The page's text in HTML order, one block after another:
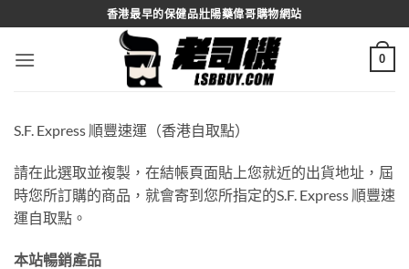
to
content
香港最早的保健品壯陽藥偉哥購物網站
0
S.F. Express 順豐速運（香港自取點）
請在此選取並複製，在結帳頁面貼上您就近的出貨地址，屆
時您所訂購的商品，就會寄到您所指定的S.F. Express 順豐速
運自取點。
本站暢銷產品